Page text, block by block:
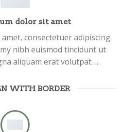
dolor sit amet
consectetuer adipiscing
nibh euismod tincidunt ut
aliquam erat volutpat….
WITH BORDER